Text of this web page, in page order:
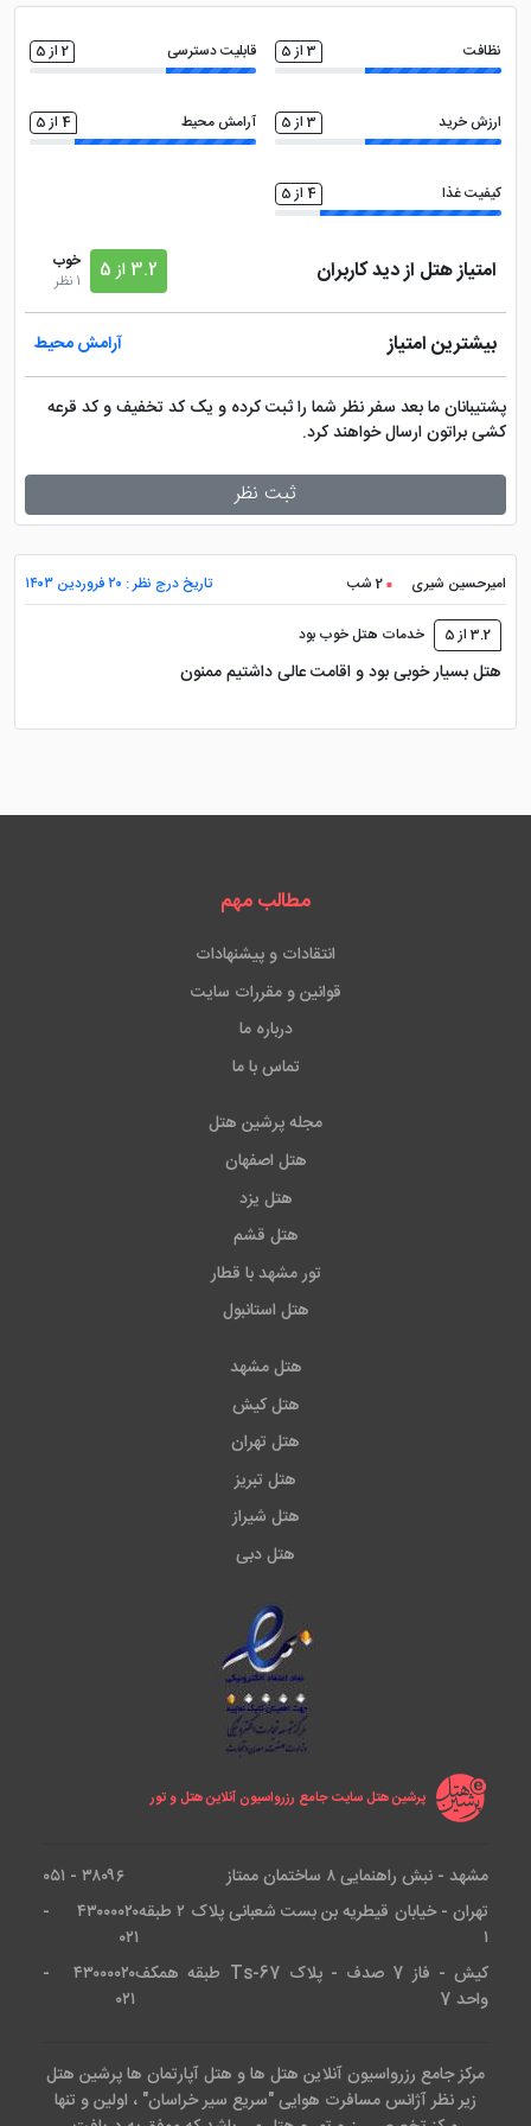
کافی نت اتاق چمدان
فضای سبز
ماساژ کتری برقی
بیلیارد
پارک کودکان تلویزیون ال سی دی
اینترنت با سرعت بالا
نظافت 3 از 5 قابلیت دسترسی 2 از 5
ارزش خرید 3 از 5 آرامش محیط 4 از 5
کیفیت غذا 4 از 5
امتیاز هتل از دید کاربران 3.2 از 5
خوب
1 نظر
بیشترین امتیاز آرامش محیط
پشتیبانان ما بعد سفر نظر شما را ثبت کرده و یک کد تخفیف و کد قرعه
کشی براتون ارسال خواهند کرد.
ثبت نظر
امیرحسین شیری 2 شب تاریخ درج نظر : ۲۰ فروردین ۱۴۰۳
3.2 از 5 خدمات هتل خوب بود
هتل بسیار خوبی بود و اقامت عالی داشتیم ممنون
مطالب مهم
انتقادات و پیشنهادات
قوانین و مقررات سایت
درباره ما
تماس با ما
مجله پرشین هتل
هتل اصفهان
هتل یزد
هتل قشم
تور مشهد با قطار
هتل استانبول
هتل مشهد
هتل کیش
هتل تهران
هتل تبریز
هتل شیراز
هتل دبی
پرشین هتل سایت جامع رزرواسیون آنلاین هتل و تور
مشهد - نبش راهنمایی ۸ ساختمان ممتاز
۳۸۰۹۶ - ۰۵۱
تهران - خیابان قیطریه بن بست شعبانی پلاک ۲ طبقه
۱
۴۳۰۰۰۰۲۰ -
۰۲۱
کیش - فاز 7 صدف - پلاک Ts-67 طبقه همکف
واحد 7
۴۳۰۰۰۰۲۰ -
۰۲۱
مرکز جامع رزرواسیون آنلاین هتل ها و هتل آپارتمان ها پرشین هتل
زیر نظر آژانس مسافرت هوایی "سریع سیر خراسان" ، اولین و تنها